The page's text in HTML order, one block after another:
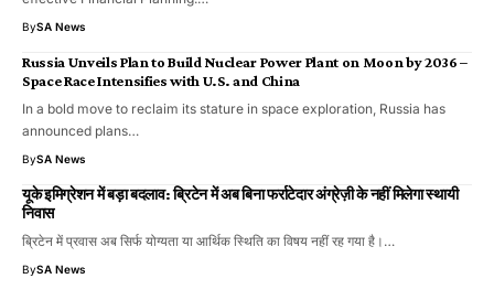
BySA News
Russia Unveils Plan to Build Nuclear Power Plant on Moon by 2036 –
Space Race Intensifies with U.S. and China
In a bold move to reclaim its stature in space exploration, Russia has
announced plans…
BySA News
यूके इमिग्रेशन में बड़ा बदलाव: ब्रिटेन में अब बिना फर्राटेदार अंग्रेज़ी के नहीं मिलेगा स्थायी
निवास
ब्रिटेन में प्रवास अब सिर्फ योग्यता या आर्थिक स्थिति का विषय नहीं रह गया है।…
BySA News